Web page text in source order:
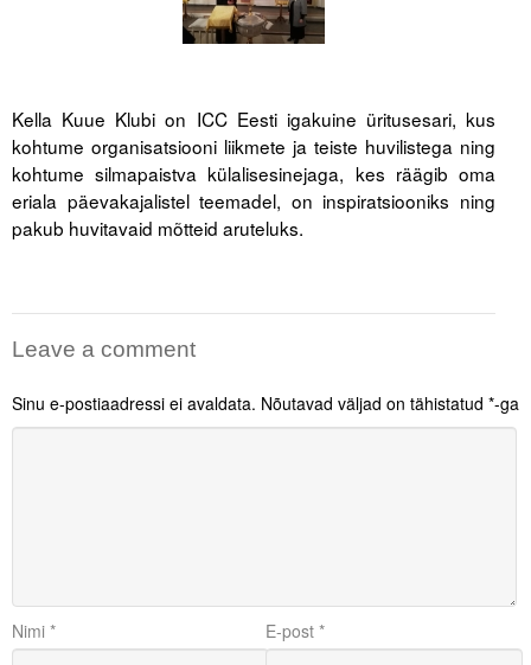
Kella Kuue Klubi on ICC Eesti igakuine üritusesari, kus
kohtume organisatsiooni liikmete ja teiste huvilistega ning
kohtume silmapaistva külalisesinejaga, kes räägib oma
eriala päevakajalistel teemadel, on inspiratsiooniks ning
pakub huvitavaid mõtteid aruteluks.
Leave a comment
Sinu e-postiaadressi ei avaldata. Nõutavad väljad on tähistatud *-ga
Nimi * E-post *